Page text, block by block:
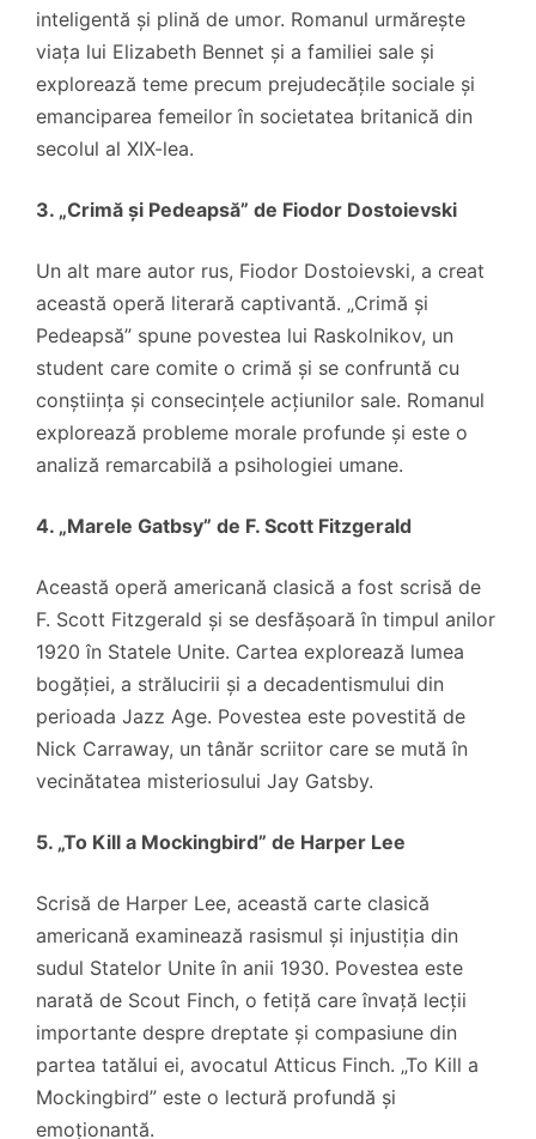
inteligentă și plină de umor. Romanul urmărește
viața lui Elizabeth Bennet și a familiei sale și
explorează teme precum prejudecățile sociale și
emanciparea femeilor în societatea britanică din
secolul al XIX-lea.
3. „Crimă și Pedeapsă” de Fiodor Dostoievski
Un alt mare autor rus, Fiodor Dostoievski, a creat
această operă literară captivantă. „Crimă și
Pedeapsă” spune povestea lui Raskolnikov, un
student care comite o crimă și se confruntă cu
conștiința și consecințele acțiunilor sale. Romanul
explorează probleme morale profunde și este o
analiză remarcabilă a psihologiei umane.
4. „Marele Gatbsy” de F. Scott Fitzgerald
Această operă americană clasică a fost scrisă de
F. Scott Fitzgerald și se desfășoară în timpul anilor
1920 în Statele Unite. Cartea explorează lumea
bogăției, a strălucirii și a decadentismului din
perioada Jazz Age. Povestea este povestită de
Nick Carraway, un tânăr scriitor care se mută în
vecinătatea misteriosului Jay Gatsby.
5. „To Kill a Mockingbird” de Harper Lee
Scrisă de Harper Lee, această carte clasică
americană examinează rasismul și injustiția din
sudul Statelor Unite în anii 1930. Povestea este
narată de Scout Finch, o fetiță care învață lecții
importante despre dreptate și compasiune din
partea tatălui ei, avocatul Atticus Finch. „To Kill a
Mockingbird” este o lectură profundă și
emoționantă.